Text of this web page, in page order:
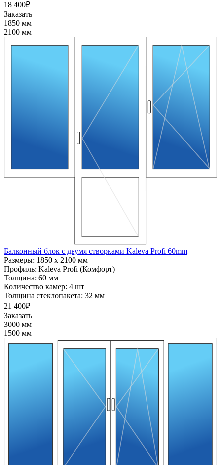
18 400₽
Заказать
1850 мм
2100 мм
Балконный блок с двумя створками Kaleva Profi 60mm
Размеры: 1850 x 2100 мм
Профиль: Kaleva Profi (Комфорт)
Толщина: 60 мм
Количество камер: 4 шт
Толщина стеклопакета: 32 мм
21 400₽
Заказать
3000 мм
1500 мм